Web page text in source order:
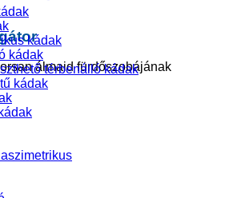
álmaid fürdőszobájának
kádak
kádak
térbenálló kádak
kádak